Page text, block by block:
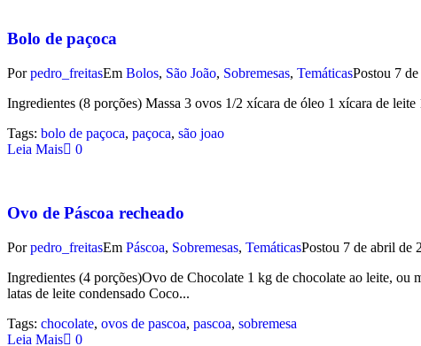
Bolo de paçoca
Porpedro_freitasEm Bolos, São João, Sobremesas, TemáticasPostou 7
Ingredientes (8 porções) Massa 3 ovos 1/2 xícara de óleo 1 xícara de
Tags: bolo de paçoca, paçoca, são joao
Leia Mais
0
Ovo de Páscoa recheado
Porpedro_freitasEm Páscoa, Sobremesas, TemáticasPostou 7 de abril de
Ingredientes (4 porções)Ovo de Chocolate 1 kg de chocolate ao leite,
latas de leite condensado Coco...
Tags: chocolate, ovos de pascoa, pascoa, sobremesa
Leia Mais
0